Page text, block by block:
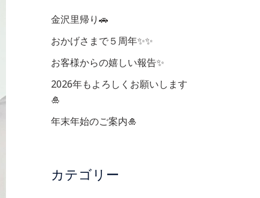
金沢里帰り🚗
おかげさまで５周年✨✨
お客様からの嬉しい報告✨
2026年もよろしくお願いします
🎍
年末年始のご案内🎍
カテゴリー